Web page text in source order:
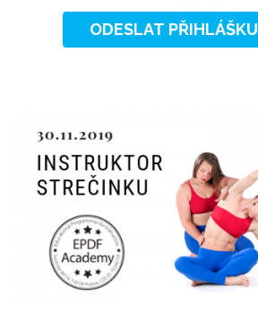
ODESLAT PŘIHLÁŠKU